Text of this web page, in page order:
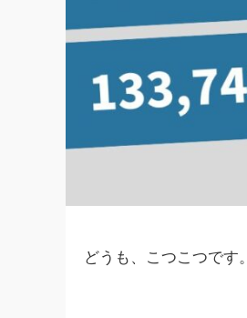
どうも、こつこつです。